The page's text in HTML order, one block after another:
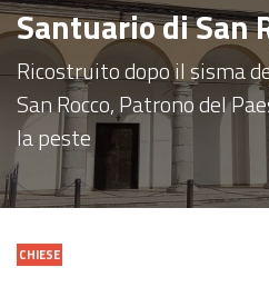
Santuario di San
Ricostruito dopo il sisma
San Rocco, Patrono del
la peste
CHIESE